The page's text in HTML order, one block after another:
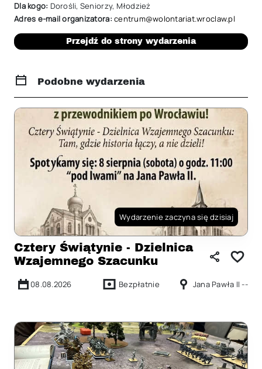
Dla kogo: Dorośli, Seniorzy, Młodzież
Adres e-mail organizatora:centrum@wolontariat.wroclaw.pl
Przejdź do strony wydarzenia
Podobne wydarzenia
Wydarzenie zaczyna się dzisiaj
Cztery Świątynie - Dzielnica
Wzajemnego Szacunku
08.08.2026 Bezpłatnie Jana Pawła II --